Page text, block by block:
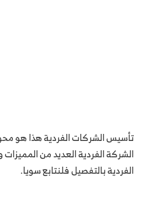
تأسيس الشركات الفردية هذا هو
الشركة الفردية العديد من
الفردية بالتفصيل فلنتابع سويا.